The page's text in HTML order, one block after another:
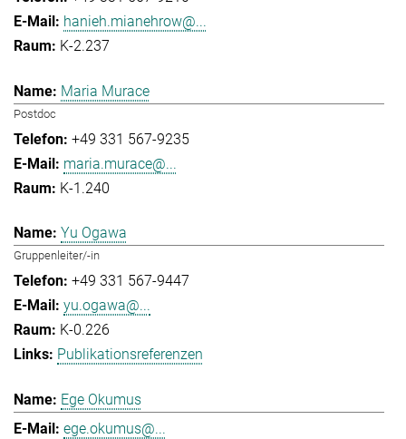
hanieh.mianehrow@...
K-2.237
Maria Murace
Postdoc
+49 331 567-9235
maria.murace@...
K-1.240
Yu Ogawa
Gruppenleiter/-in
+49 331 567-9447
yu.ogawa@...
K-0.226
Publikationsreferenzen
Ege Okumus
ege.okumus@...